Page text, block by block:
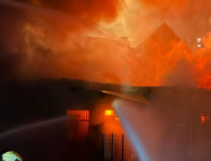
"Schaerbeek : un
blocus s’invite dans
: “C’est
se l’avouer”